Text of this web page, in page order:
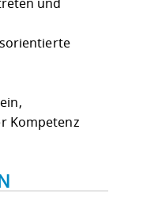
und
Kompetenz